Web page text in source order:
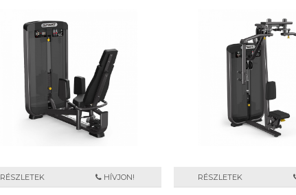
RÉSZLETEK HÍVJON! RÉSZLETEK